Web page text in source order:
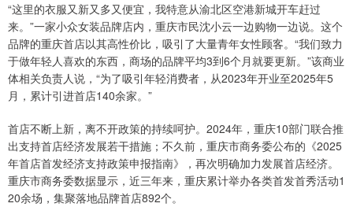
“这里的衣服又新又多又便宜，我特意从渝北区空港新城开车赶过
来。”一家小众女装品牌店内，重庆市民沈小云一边购物一边说。这个
品牌的重庆首店以其高性价比，吸引了大量青年女性顾客。“我们致力
于做年轻人喜欢的东西，商场的品牌平均3到6个月就要更新。”该商业
体相关负责人说，“为了吸引年轻消费者，从2023年开业至2025年5
月，累计引进首店140余家。”
首店不断上新，离不开政策的持续呵护。2024年，重庆10部门联合推
出支持首店经济发展若干措施；不久前，重庆市商务委公布的《2025
年首店首发经济支持政策申报指南》，再次明确加力发展首店经济。
重庆市商务委数据显示，近三年来，重庆累计举办各类首发首秀活动1
20余场，集聚落地品牌首店892个。